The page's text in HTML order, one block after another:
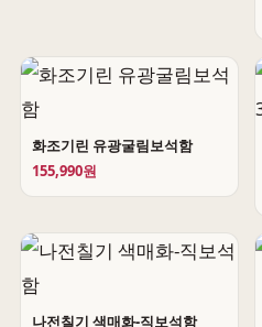
화조기린 유광굴림보석함
155,990원
나전칠기 색매화-직보석함